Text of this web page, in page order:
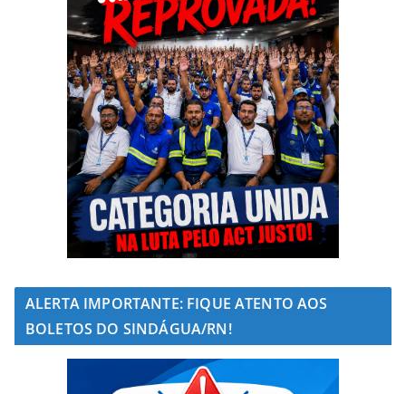
ALERTA IMPORTANTE: FIQUE ATENTO AOS
BOLETOS DO SINDÁGUA/RN!